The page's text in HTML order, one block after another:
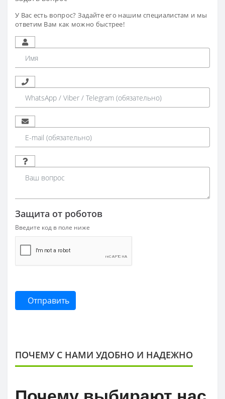
У Вас есть вопрос? Задайте его нашим специалистам и мы
ответим Вам как можно быстрее!
Защита от роботов
Введите код в поле ниже
Отправить
ПОЧЕМУ С НАМИ УДОБНО И НАДЕЖНО